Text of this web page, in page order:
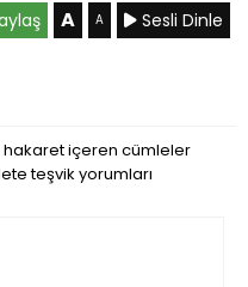
A A Sesli Dinle
hakaret içeren cümleler
teşvik yorumları